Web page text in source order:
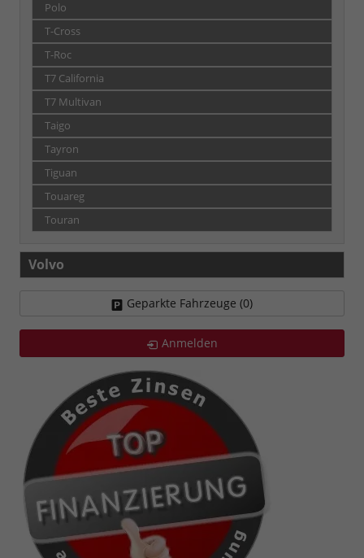
Polo
T-Cross
T-Roc
T7 California
T7 Multivan
Taigo
Tayron
Tiguan
Touareg
Touran
Volvo
Geparkte Fahrzeuge (0)
Anmelden